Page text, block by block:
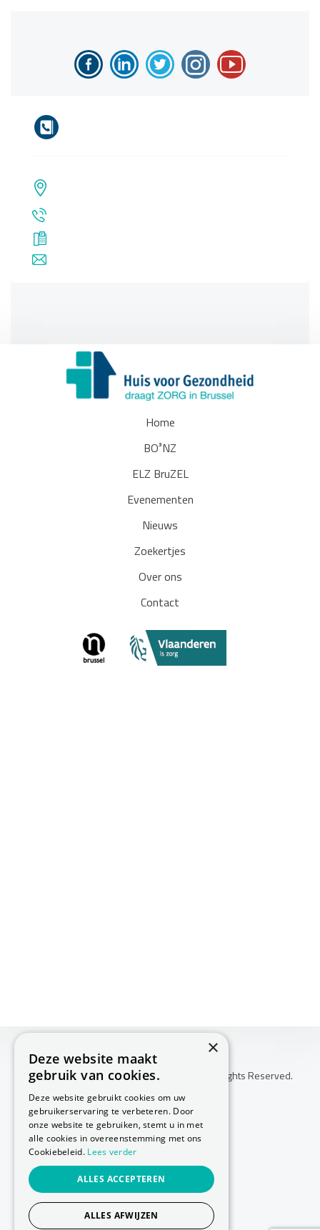
Home
BO³NZ
ELZ BruZEL
Evenementen
Nieuws
Zoekertjes
Over ons
Contact
Copyright © 2026 Huis Voor Gezondheid. All Rights Reserved.
Annuleringsvoorwaarden
-
-
Privacy Policy
-
Cookie Policy
Website laten maken
×
Deze website maakt
gebruik van cookies.
Deze website gebruikt cookies om uw
gebruikerservaring te verbeteren. Door
onze website te gebruiken, stemt u in met
alle cookies in overeenstemming met ons
Cookiebeleid. Lees verder
ALLES ACCEPTEREN
ALLES AFWIJZEN